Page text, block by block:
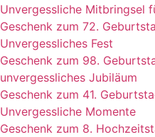
Unvergessliche Mitbringsel
Geschenk zum 72.
Unvergessliches Fest
Geschenk zum 98.
unvergessliches Jubiläum
Geschenk zum 41.
Unvergessliche Momente
Geschenk zum 8.